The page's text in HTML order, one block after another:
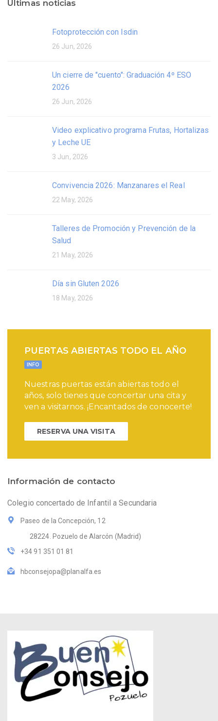
Últimas noticias
Fotoprotección con Isdin
26 Jun, 2026
Un cierre de "cuento": Graduación 4º ESO
2026
26 Jun, 2026
Video explicativo programa Frutas, Hortalizas
y Leche UE
3 Jun, 2026
Convivencia 2026: Manzanares el Real
22 May, 2026
Talleres de Promoción y Prevención de la
Salud
21 May, 2026
Día sin Gluten 2026
18 May, 2026
PUERTAS ABIERTAS TODO EL AÑO
INFO
Nuestras puertas están abiertas todo el
años, solo tienes que concertar una cita y
ven a visitarnos. ¡Encantados de conocerte!
RESERVA UNA VISITA
Información de contacto
Colegio concertado de Infantil a Secundaria
Paseo de la Concepción, 12
28224. Pozuelo de Alarcón (Madrid)
+34 91 351 01 81
hbconsejopa@planalfa.es